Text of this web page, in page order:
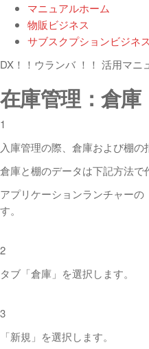
マニュアルホーム
物販ビジネス
サブスクプションビジネス
DX！！ウランバ ！！ 活用マニ
在庫管理：倉
1
入庫管理の際、倉庫および棚の
倉庫と棚のデータは下記方法で
アプリケーションランチャー
す。
2
タブ「倉庫」を選択します。
3
「新規」を選択します。